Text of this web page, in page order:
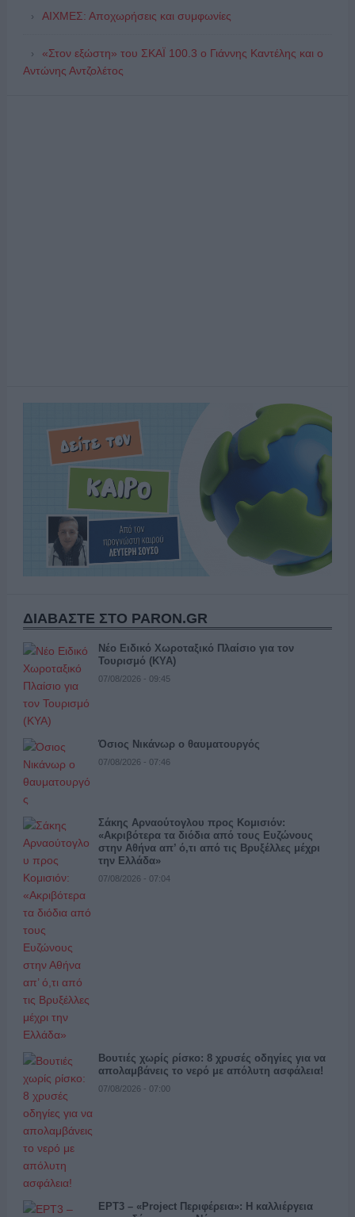
ΑΙΧΜΕΣ: Αποχωρήσεις και συμφωνίες
«Στον εξώστη» του ΣΚΑΪ 100.3 ο Γιάννης Καντέλης και ο
Αντώνης Αντζολέτος
ΔΙΑΒΑΣΤΕ ΣΤΟ PARON.GR
Νέο Ειδικό Χωροταξικό Πλαίσιο για τον
Τουρισμό (ΚΥΑ)
07/08/2026 - 09:45
Όσιος Νικάνωρ ο θαυματουργός
07/08/2026 - 07:46
Σάκης Αρναούτογλου προς Κομισιόν:
«Ακριβότερα τα διόδια από τους Ευζώνους
στην Αθήνα απ’ ό,τι από τις Βρυξέλλες μέχρι
την Ελλάδα»
07/08/2026 - 07:04
Βουτιές χωρίς ρίσκο: 8 χρυσές οδηγίες για να
απολαμβάνεις το νερό με απόλυτη ασφάλεια!
07/08/2026 - 07:00
ΕΡΤ3 – «Project Περιφέρεια»: Η καλλιέργεια